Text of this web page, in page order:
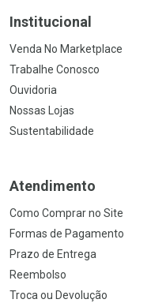
Institucional
Venda No Marketplace
Trabalhe Conosco
Ouvidoria
Nossas Lojas
Sustentabilidade
Atendimento
Como Comprar no Site
Formas de Pagamento
Prazo de Entrega
Reembolso
Troca ou Devolução